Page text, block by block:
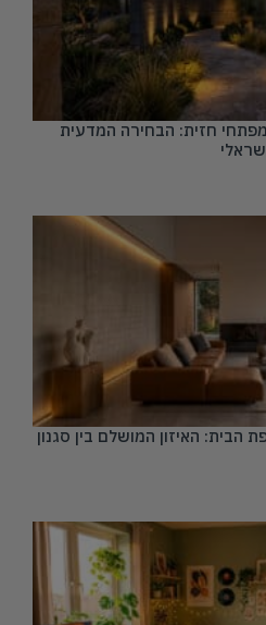
חזית: הבחירה המדעית
הבית: האיזון המושלם בין סגנון